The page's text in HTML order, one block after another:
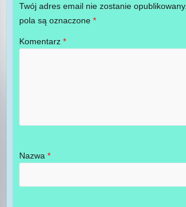
Twój adres email nie zostanie opublikowany.
pola są oznaczone *
Komentarz *
Nazwa *